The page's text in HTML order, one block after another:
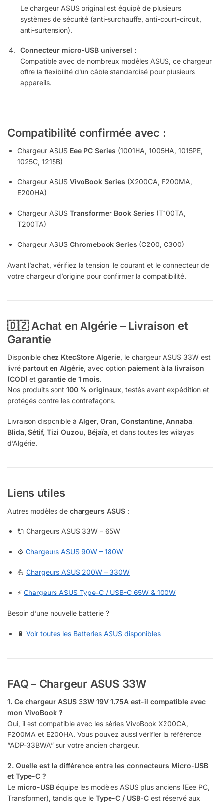
Le chargeur ASUS original est équipé de plusieurs
systèmes de sécurité (anti-surchauffe, anti-court-circuit,
anti-surtension).
Connecteur micro-USB universel :
Compatible avec de nombreux modèles ASUS, ce chargeur
offre la flexibilité d’un câble standardisé pour plusieurs
appareils.
Compatibilité confirmée avec :
Chargeur ASUS Eee PC Series (1001HA, 1005HA, 1015PE,
1025C, 1215B)
Chargeur ASUS VivoBook Series (X200CA, F200MA,
E200HA)
Chargeur ASUS Transformer Book Series (T100TA,
T200TA)
Chargeur ASUS Chromebook Series (C200, C300)
Avant l’achat, vérifiez la tension, le courant et le connecteur de
votre chargeur d’origine pour confirmer la compatibilité.
🇩🇿 Achat en Algérie – Livraison et
Garantie
Disponible chez KtecStore Algérie, le chargeur ASUS 33W est
livré partout en Algérie, avec option paiement à la livraison
(COD) et garantie de 1 mois.
Nos produits sont 100 % originaux, testés avant expédition et
protégés contre les contrefaçons.
Livraison disponible à Alger, Oran, Constantine, Annaba,
Blida, Sétif, Tizi Ouzou, Béjaïa, et dans toutes les wilayas
d’Algérie.
Liens utiles
Autres modèles de chargeurs ASUS :
🔌 Chargeurs ASUS 33W – 65W
⚙️ Chargeurs ASUS 90W – 180W
💪 Chargeurs ASUS 200W – 330W
⚡ Chargeurs ASUS Type-C / USB-C 65W & 100W
Besoin d’une nouvelle batterie ?
🔋 Voir toutes les Batteries ASUS disponibles
FAQ – Chargeur ASUS 33W
1. Ce chargeur ASUS 33W 19V 1.75A est-il compatible avec
mon VivoBook ?
Oui, il est compatible avec les séries VivoBook X200CA,
F200MA et E200HA. Vous pouvez aussi vérifier la référence
“ADP-33BWA” sur votre ancien chargeur.
2. Quelle est la différence entre les connecteurs Micro-USB
et Type-C ?
Le micro-USB équipe les modèles ASUS plus anciens (Eee PC,
Transformer), tandis que le Type-C / USB-C est réservé aux